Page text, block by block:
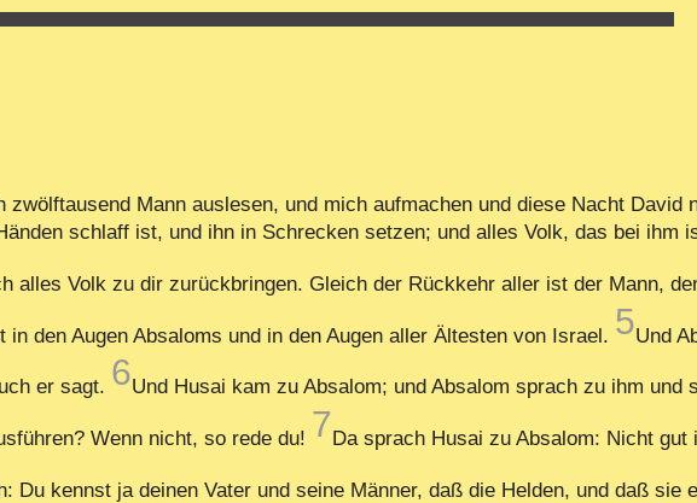
Mann auslesen, und mich aufmachen und diese Nacht David
schlaff ist, und ihn in Schrecken setzen; und alles Volk, das bei ihm
alles Volk zu dir zurückbringen. Gleich der Rückkehr aller ist der Mann,
in den Augen Absaloms und in den Augen aller Ältesten von Israel. 5Und
er sagt. 6Und Husai kam zu Absalom; und Absalom sprach zu ihm und
Wenn nicht, so rede du! 7Da sprach Husai zu Absalom: Nicht gut
Du kennst ja deinen Vater und seine Männer, daß die Helden, und daß sie